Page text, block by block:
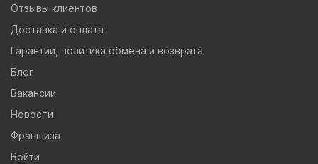
Отзывы клиентов
Доставка и оплата
Гарантии, политика обмена и возврата
Блог
Вакансии
Новости
Франшиза
Войти